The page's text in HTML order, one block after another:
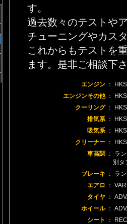
す。
過去数々のテストや
チューニングやカス
これからもテストを
ます。是非ご相談下
エンジン ：
エンジンその他 ：
クーリング ：
排気系 ：
吸気系 ：
クリーナー ：
車高調
： ラ
別タ
ブレーキ
： ラ
エアロ
：
タイヤ ：
ホイール ：
シート
：